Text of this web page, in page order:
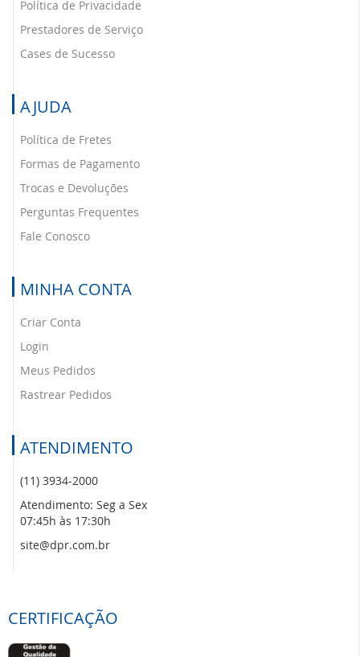
Política de Privacidade
Prestadores de Serviço
Cases de Sucesso
AJUDA
Política de Fretes
Formas de Pagamento
Trocas e Devoluções
Perguntas Frequentes
Fale Conosco
MINHA CONTA
Criar Conta
Login
Meus Pedidos
Rastrear Pedidos
ATENDIMENTO
(11) 3934-2000
Atendimento: Seg a Sex
07:45h às 17:30h
site@dpr.com.br
CERTIFICAÇÃO